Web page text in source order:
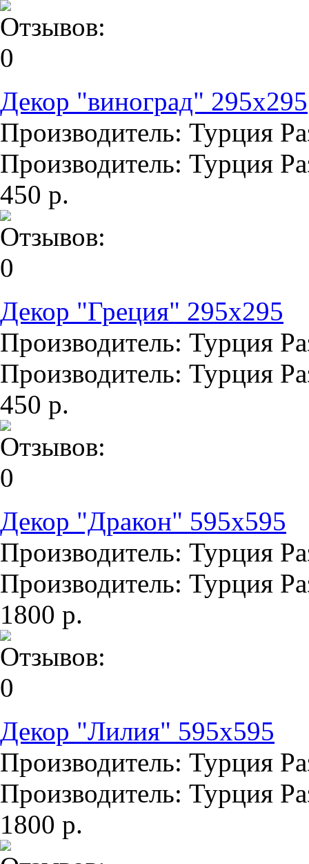
Декор "виноград" 295х295
Производитель: Турция
Производитель: Турция
450 р.
Декор "Греция" 295х295
Производитель: Турция
Производитель: Турция
450 р.
Декор "Дракон" 595х595
Производитель: Турция
Производитель: Турция
1800 р.
Декор "Лилия" 595х595
Производитель: Турция
Производитель: Турция
1800 р.